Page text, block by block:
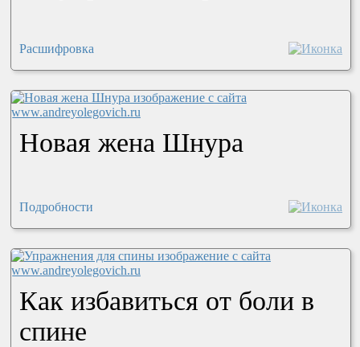
Расшифровка
Новая жена Шнура
Подробности
Как избавиться от боли в
спине